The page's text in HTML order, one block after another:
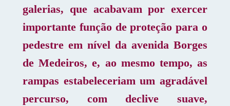
galerias, que acabavam por exercer
importante função de proteção para o
pedestre em nível da avenida Borges
de Medeiros, e, ao mesmo tempo, as
rampas estabeleceriam um agradável
percurso, com declive suave,